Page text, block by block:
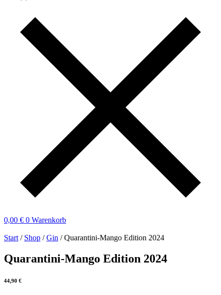
0,00 € 0 Warenkorb
Start / Shop /Gin / Quarantini-Mango Edition 2024
Quarantini-Mango Edition 2024
44,90 €